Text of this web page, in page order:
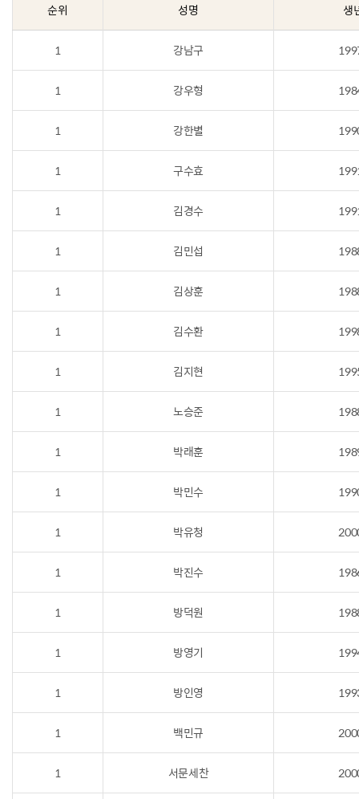
순위 성명 생
1 강남구
1 강우형
1 강한별
1 구수효
1 김경수
1 김민섭
1 김상훈
1 김수환
1 김지현
1 노승준
1 박래훈
1 박민수
1 박유청
1 박진수
1 방덕원
1 방영기
1 방인영
1 백민규
1 서문세찬